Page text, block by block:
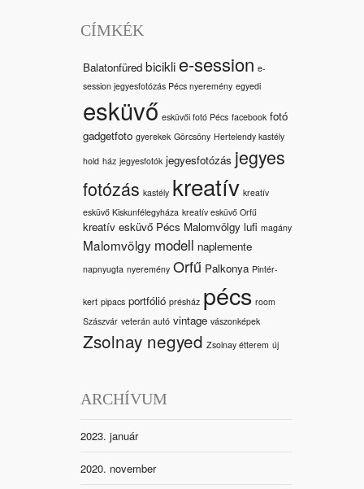
CÍMKÉK
Balatonfüred bicikli e-session e-
session jegyesfotózás Pécs nyeremény egyedi
esküvő esküvői fotó Pécs facebook fotó
gadgetfoto gyerekek Görcsöny Hertelendy kastély
hold ház jegyesfotók jegyesfotózás jegyes
fotózás kastély kreatív kreatív
esküvő Kiskunfélegyháza kreatív esküvő Orfű
kreatív esküvő Pécs Malomvölgy lufi magány
Malomvölgy modell naplemente
napnyugta nyeremény Orfű Palkonya Pintér-
kert pipacs portfólió présház pécs room
Szászvár veterán autó vintage vászonképek
Zsolnay negyed Zsolnay étterem új
ARCHÍVUM
2023. január
2020. november